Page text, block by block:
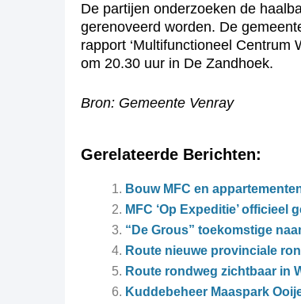
De partijen onderzoeken de
gerenoveerd worden. De
rapport ‘Multifunctioneel
om 20.30 uur in De Zandhoek.
Bron: Gemeente Venray
Gerelateerde Berichten:
Bouw MFC en
MFC ‘Op Expeditie’ officieel
“De Grous” toekomstige
Route nieuwe provinciale
Route rondweg zichtbaar in
Kuddebeheer Maaspark